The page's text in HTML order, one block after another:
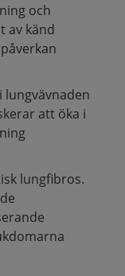
och
av känd
lungvävnaden
att öka i
lungfibros.